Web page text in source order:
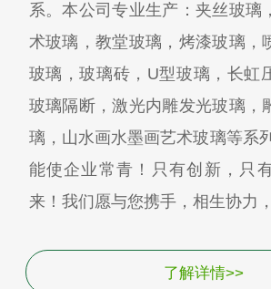
系。本公司专业生产：夹丝玻璃
术玻璃，教堂玻璃，烤漆玻璃，
玻璃，玻璃砖，U型玻璃，长虹
玻璃隔断，激光内雕发光玻璃，
璃，山水画水墨画艺术玻璃等系
能使企业常青！只有创新，只
来！我们愿与您携手，相生协力
了解详情>>